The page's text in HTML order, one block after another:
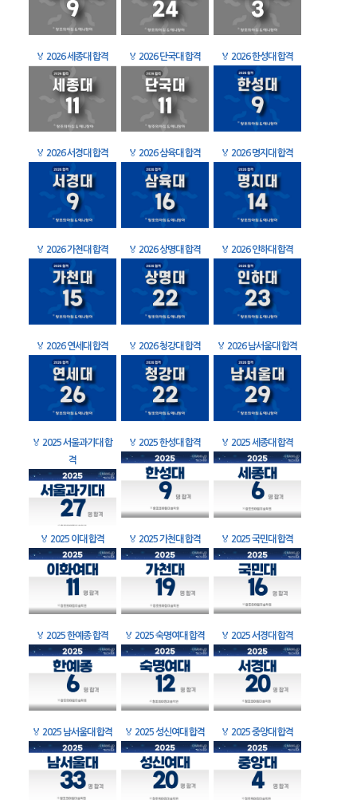
🏅 2026 세종대 합격 🏅 2026 단국대 합격 🏅 2026 한성대 합격
🏅 2026 서경대 합격 🏅 2026 삼육대 합격 🏅 2026 명지대 합격
🏅 2026 가천대 합격 🏅 2026 상명대 합격 🏅 2026 인하대 합격
🏅 2026 연세대 합격 🏅 2026 청강대 합격 🏅 2026 남서울대 합격
🏅 2025 서울과기대 합
격
🏅 2025 한성대 합격 🏅 2025 세종대 합격
🏅 2025 이대 합격 🏅 2025 가천대 합격 🏅 2025 국민대 합격
🏅 2025 한예종 합격 🏅 2025 숙명여대 합격 🏅 2025 서경대 합격
🏅 2025 남서울대 합격 🏅 2025 성신여대 합격 🏅 2025 중앙대 합격